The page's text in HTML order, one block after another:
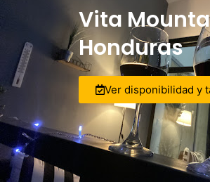
Vita
Honduras
Ver disponibilidad y